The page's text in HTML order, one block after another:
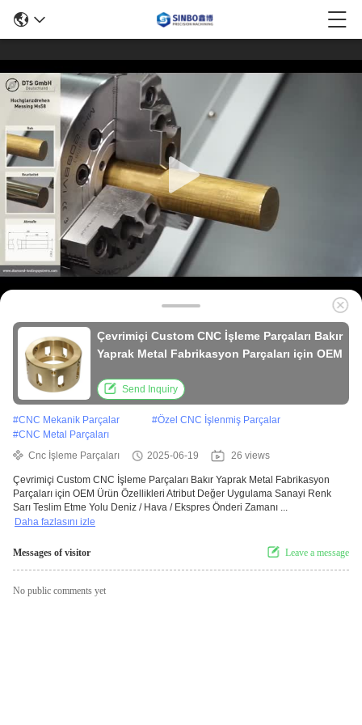
Çevrimiçi Custom CNC İşleme Parçaları Bakır
Yaprak Metal Fabrikasyon Parçaları için OEM
Send Inquiry
#CNC Mekanik Parçalar #Özel CNC İşlenmiş Parçalar
#CNC Metal Parçaları
Cnc İşleme Parçaları
2025-06-19 26 views
Çevrimiçi Custom CNC İşleme Parçaları Bakır Yaprak Metal Fabrikasyon
Parçaları için OEM Ürün Özellikleri Atribut Değer Uygulama Sanayi Renk
Sarı Teslim Etme Yolu Deniz / Hava / Ekspres Önderi Zamanı ...
Daha fazlasını izle
Messages of visitor Leave a message
No public comments yet